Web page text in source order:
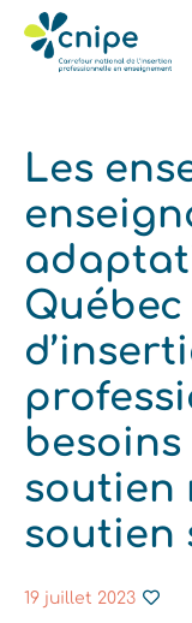
Les
besoins
soutien
soutien
19 juillet 2023